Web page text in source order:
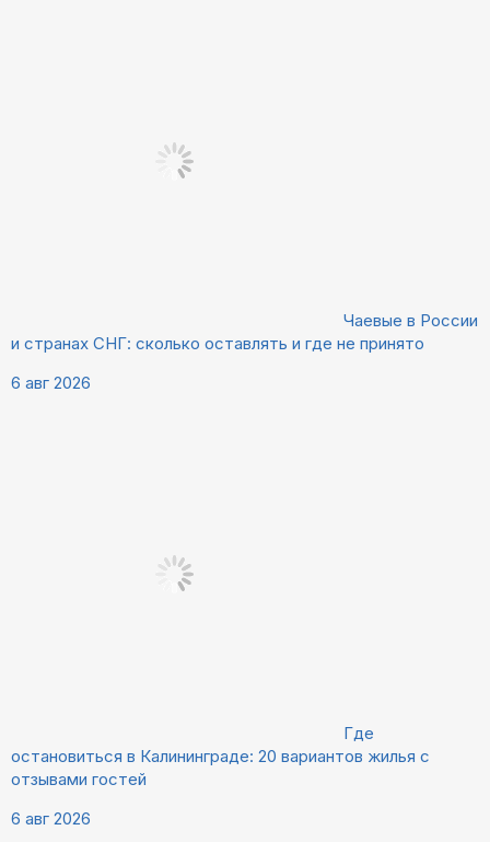
Чаевые в России
и странах СНГ: сколько оставлять и где не принято
6 авг 2026
Где
остановиться в Калининграде: 20 вариантов жилья с
отзывами гостей
6 авг 2026